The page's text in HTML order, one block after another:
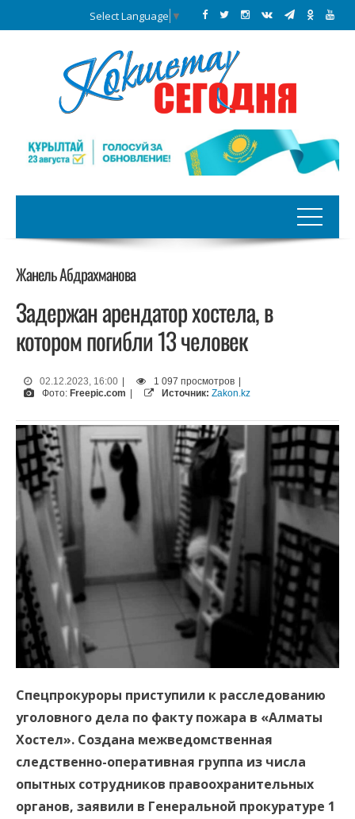
Select Language ▼
Жанель Абдрахманова
Задержан арендатор хостела, в
котором погибли 13 человек
02.12.2023, 16:00 1 097 просмотров
Фото: Freepic.com Источник: Zakon.kz
Спецпрокуроры приступили к расследованию
уголовного дела по факту пожара в «Алматы
Хостел». Создана межведомственная
следственно-оперативная группа из числа
опытных сотрудников правоохранительных
органов, заявили в Генеральной прокуратуре 1